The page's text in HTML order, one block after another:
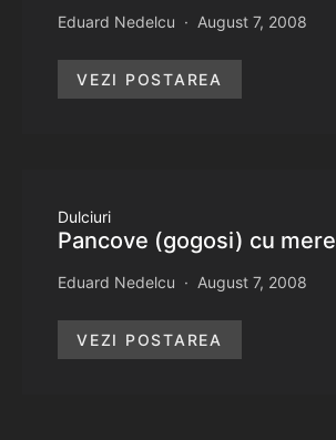
Eduard Nedelcu August 7, 2008
VEZI POSTAREA
Dulciuri
Pancove (gogosi) cu mere
Eduard Nedelcu August 7, 2008
VEZI POSTAREA